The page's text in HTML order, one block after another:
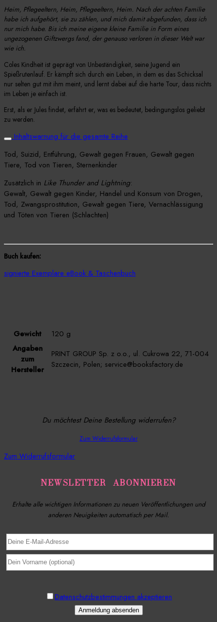
Heim, Pflegeeltern, Heim, Pflegeeltern, Heim. Nach der achten Familie
habe ich aufgehört, sie zu zählen, und mich damit abgefunden, dass ich
nur mich habe. Bis ich meine eigene kleine Familie in Form eines
ungezogenen Giftzwergs fand, der genauso verloren in dieser Welt war
wie ich.
Coles Kindheit ist geprägt von Unbeständigkeit, seine Jugend ein
Spießrutenlauf. Er kämpft sich durch ein Leben, in dem es das Schicksal
nur selten gut mit ihm meint, und lernt dabei auf die harte Tour, dass nichts
im Leben je einfach ist.
Erst, als er Jules findet, erfährt er, was es bedeutet, bedingungslos geliebt
zu werden.
Inhaltswarnung für die gesamte Reihe
Tod, Suizid, Entführung, Gewalt gegen Frauen, Gewalt gegen
Tiere, Tod von Tieren, Sternenkinder
Zusätzlich in Like Thunder and Lightning:
Gewalt, Gewalt gegen Kinder, Handel und Konsum von Drogen,
Tod, Zwangsprostitution, Gewalt gegen Tiere, Vernachlässigung
und Töten von Tieren (Schlachten)
Buch kaufen:
signierte Exemplare eBook & Taschenbuch
Gewicht
120 g
Angaben
zum
Hersteller
PRINT GROUP Sp. z o.o., ul. Cukrowa 22, 71-004
Szczecin, Polen; service@booksfactory.de
Du möchtest Deine Bestellung widerrufen?
Zum Widerrufsformular
Zum Widerrufsformular
NEWSLETTER ABONNIEREN
Erhalte alle wichtigen Informationen zu neuen Veröffentlichungen und
anderen Neuigkeiten automatisch per Mail.
Datenschutzbestimmungen akzeptieren